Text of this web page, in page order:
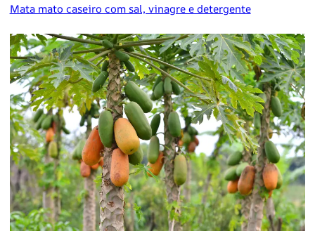
Mata mato caseiro com sal, vinagre e detergente